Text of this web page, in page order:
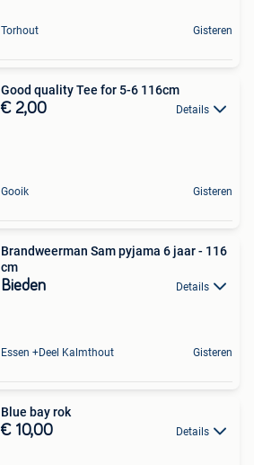
Torhout Gisteren
Good quality Tee for 5-6 116cm
€ 2,00 Details
Gooik Gisteren
Brandweerman Sam pyjama 6 jaar - 116
cm
Bieden Details
Essen +Deel Kalmthout Gisteren
Blue bay rok
€ 10,00 Details